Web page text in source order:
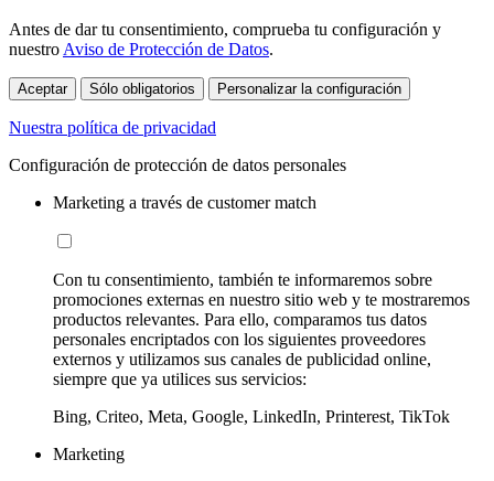
Antes de dar tu consentimiento, comprueba tu configuración y
nuestro Aviso de Protección de Datos.
Aceptar Sólo obligatorios Personalizar la configuración
Nuestra política de privacidad
Configuración de protección de datos personales
Marketing a través de customer match
Con tu consentimiento, también te informaremos sobre
promociones externas en nuestro sitio web y te mostraremos
productos relevantes. Para ello, comparamos tus datos
personales encriptados con los siguientes proveedores
externos y utilizamos sus canales de publicidad online,
siempre que ya utilices sus servicios:
Bing, Criteo, Meta, Google, LinkedIn, Printerest, TikTok
Marketing